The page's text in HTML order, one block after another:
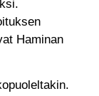
Haminan